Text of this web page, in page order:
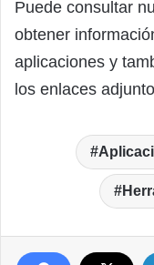
Puede consultar
obtener
aplicaciones y
los enlaces